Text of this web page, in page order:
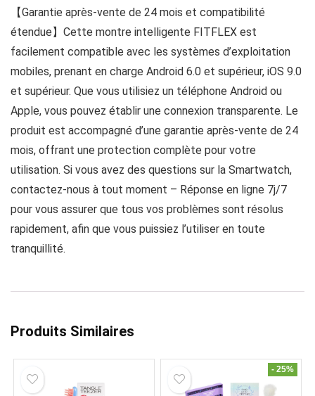
【Garantie après-vente de 24 mois et compatibilité
étendue】Cette montre intelligente FITFLEX est
facilement compatible avec les systèmes d’exploitation
mobiles, prenant en charge Android 6.0 et supérieur, iOS 9.0
et supérieur. Que vous utilisiez un téléphone Android ou
Apple, vous pouvez établir une connexion transparente. Le
produit est accompagné d’une garantie après-vente de 24
mois, offrant une protection complète pour votre
utilisation. Si vous avez des questions sur la Smartwatch,
contactez-nous à tout moment – Réponse en ligne 7j/7
pour vous assurer que tous vos problèmes sont résolus
rapidement, afin que vous puissiez l’utiliser en toute
tranquillité.
Produits Similaires
- 25%